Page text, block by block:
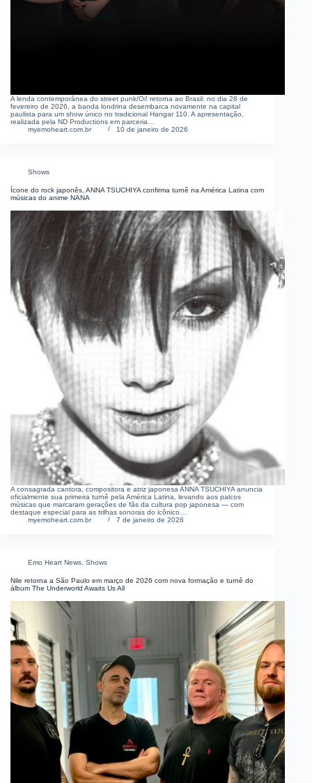
A lenda contemporânea do street punk/Oi! retorna ao Brasil: no dia 28 de
fevereiro de 2026, a banda londrina desembarca novamente na capital
paulista para um show único no tradicional Hangar 110. A apresentação,
realizada pela ND Productions em parceria…
myemoheart.com.br
10 de janeiro de 2026
Shows
Ícone do rock japonês, ANNA TSUCHIYA confirma turnê na América Latina com
músicas do anime NANA
A consagrada cantora, compositora e atriz japonesa ANNA TSUCHIYA anuncia
oficialmente sua primeira turnê pela América Latina, levando aos palcos
músicas que marcaram gerações de fãs da cultura pop japonesa — com
destaque especial para as trilhas sonoras do icônico…
myemoheart.com.br
7 de janeiro de 2026
Emo Heart News, Shows
Nile retorna a São Paulo em março de 2026 com nova formação e turnê do
álbum The Underworld Awaits Us All